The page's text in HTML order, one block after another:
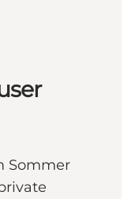
Sommer